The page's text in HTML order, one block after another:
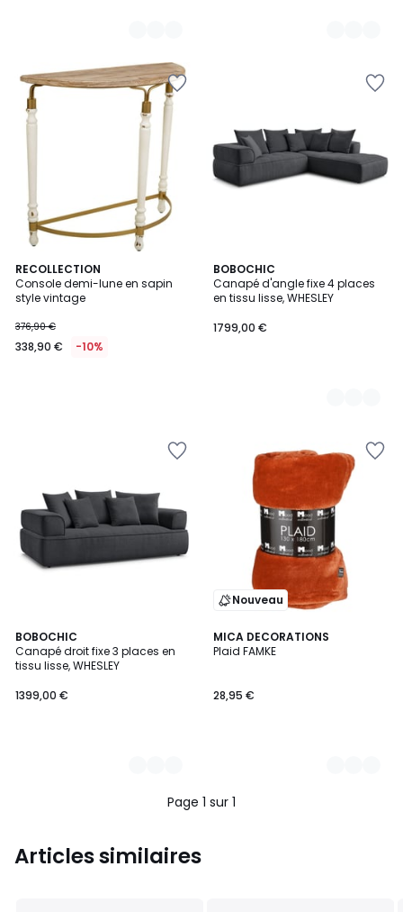
RECOLLECTION
Console demi-lune en sapin
style vintage
376,90 €
338,90 € -10%
BOBOCHIC
Canapé d'angle fixe 4 places
en tissu lisse, WHESLEY
1799,00 €
8
Couleurs
BOBOCHIC
Canapé droit fixe 3 places en
tissu lisse, WHESLEY
1399,00 €
7
Couleurs
Nouveau
MICA DECORATIONS
Plaid FAMKE
28,95 €
7
Couleurs
Page 1 sur 1
Articles similaires